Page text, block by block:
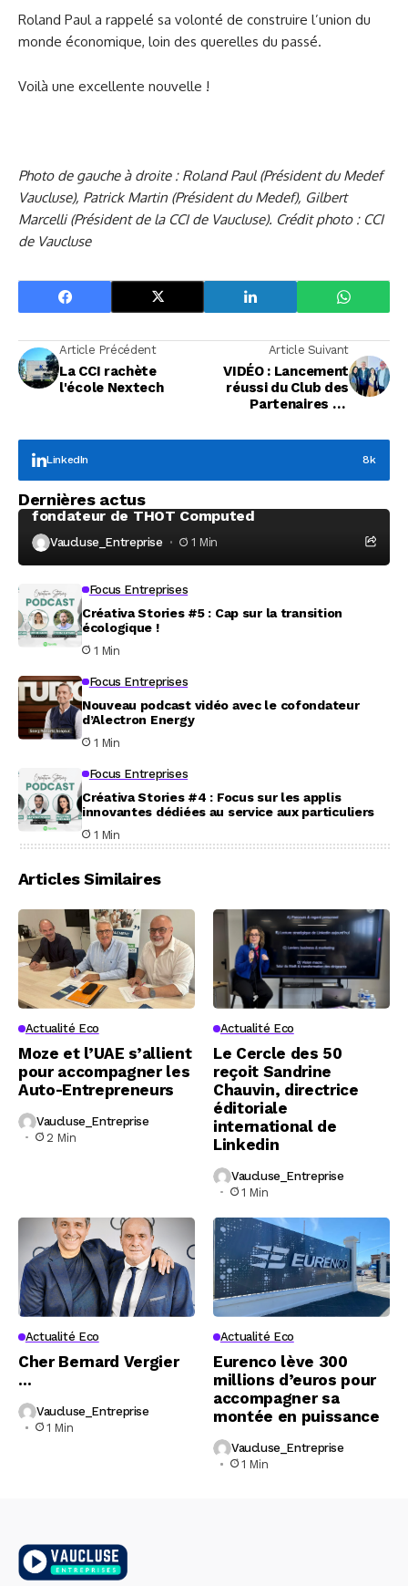
Roland Paul a rappelé sa volonté de construire l’union du
monde économique, loin des querelles du passé.
Voilà une excellente nouvelle !
Photo de gauche à droite : Roland Paul (Président du Medef
Vaucluse), Patrick Martin (Président du Medef), Gilbert
Marcelli (Président de la CCI de Vaucluse). Crédit photo : CCI
de Vaucluse
Article Précédent
La CCI rachète
l'école Nextech
Article Suivant
VIDÉO : Lancement
réussi du Club des
Partenaires du
Générations”
LinkedIn 8k
Dernières actus
À la rencontre de Christophe Coeffier, dirigeant
fondateur de THOT Computed
Vaucluse_Entreprise 1 Min
Focus Entreprises
Créativa Stories #5 : Cap sur la transition
écologique !
1 Min
Focus Entreprises
Nouveau podcast vidéo avec le cofondateur
d’Alectron Energy
1 Min
Focus Entreprises
Créativa Stories #4 : Focus sur les applis
innovantes dédiées au service aux particuliers
1 Min
Articles Similaires
Actualité Eco
Moze et l’UAE s’allient
pour accompagner les
Auto-Entrepreneurs
Vaucluse_Entreprise
2 Min
Actualité Eco
Le Cercle des 50
reçoit Sandrine
Chauvin, directrice
éditoriale
international de
Linkedin
Vaucluse_Entreprise
1 Min
Actualité Eco
Cher Bernard Vergier
…
Vaucluse_Entreprise
1 Min
Actualité Eco
Eurenco lève 300
millions d’euros pour
accompagner sa
montée en puissance
Vaucluse_Entreprise
1 Min